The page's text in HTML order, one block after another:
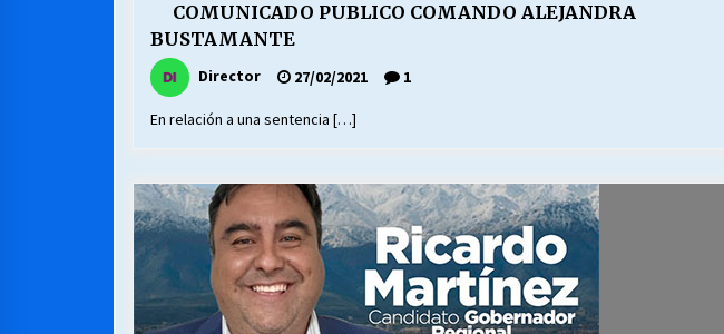
COMUNICADO PUBLICO COMANDO ALEJANDRA
BUSTAMANTE
Director 27/02/2021 1
En relación a una sentencia […]